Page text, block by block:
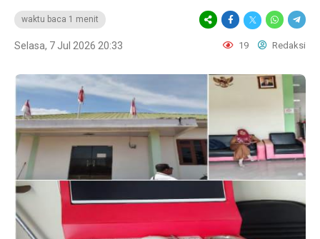
waktu baca 1 menit
Selasa, 7 Jul 2026 20:33 19 Redaksi